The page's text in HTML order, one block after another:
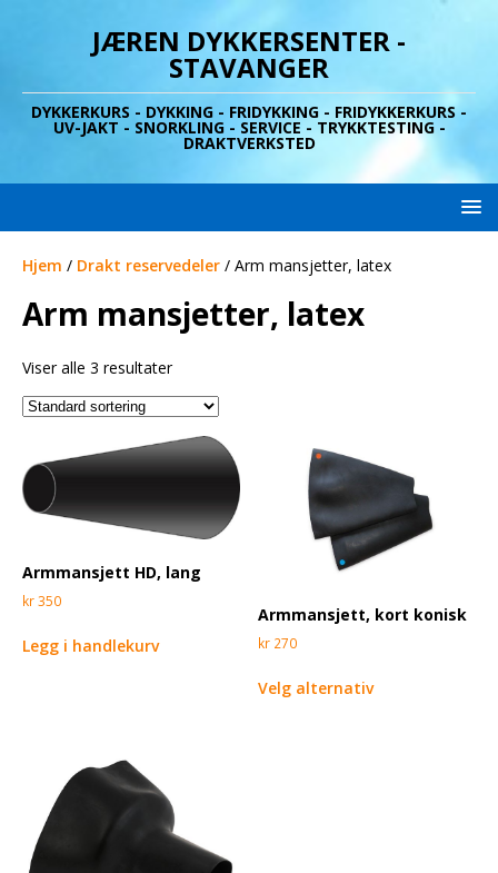
JÆREN DYKKERSENTER -
STAVANGER
DYKKERKURS - DYKKING - FRIDYKKING - FRIDYKKERKURS -
UV-JAKT - SNORKLING - SERVICE - TRYKKTESTING -
DRAKTVERKSTED
Hjem / Drakt reservedeler / Arm mansjetter, latex
Arm mansjetter, latex
Viser alle 3 resultater
Armmansjett HD, lang
kr350
Legg i handlekurv
Armmansjett, kort konisk
kr 270
Velg alternativ